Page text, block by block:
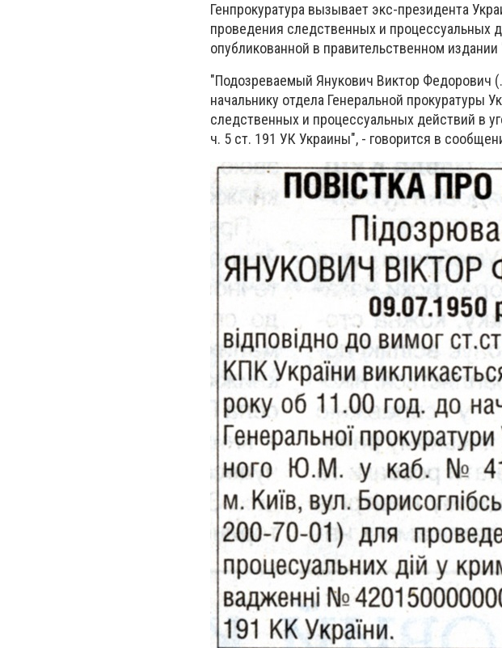
Генпрокуратура вызывает экс-президента
проведения следственных и процессуальных
опубликованной в правительственном
"Подозреваемый Янукович Виктор Федорович
начальнику отдела Генеральной
следственных и процессуальных действий в
ч. 5 ст. 191 УК Украины", - говорится в